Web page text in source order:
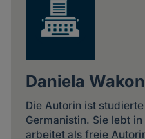
Daniela
Die Autorin ist
Germanistin. Sie lebt
arbeitet als freie